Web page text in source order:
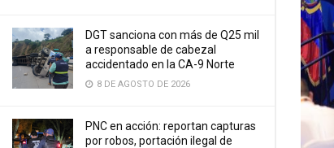
DGT sanciona con más de Q25 mil
a responsable de cabezal
accidentado en la CA-9 Norte
8 DE AGOSTO DE 2026
PNC en acción: reportan capturas
por robos, portación ilegal de